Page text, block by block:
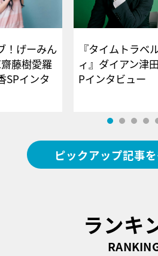
！げーみん
藤樹愛羅
SPインタ
『タイムトラベ
ィ』ダイアン津
Pインタビ
ピックアップ記事
ランキ